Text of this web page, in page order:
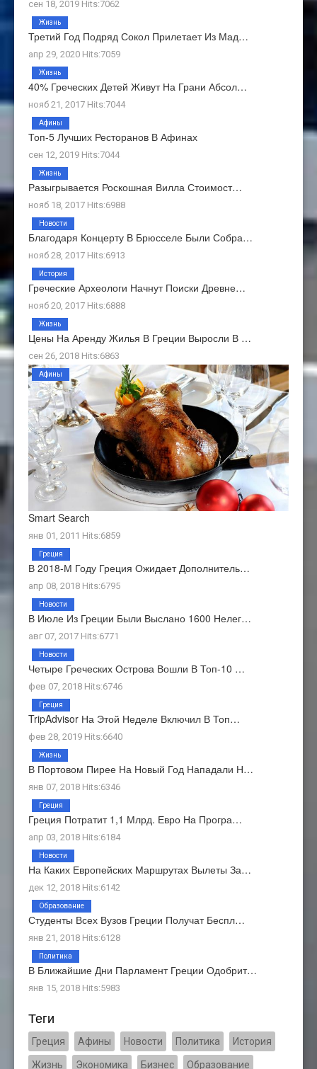
сен 18, 2019 Hits:7062
Третий Год Подряд Сокол Прилетает Из Мад…
апр 29, 2020 Hits:7059
Жизнь
40% Греческих Детей Живут На Грани Абсол…
нояб 21, 2017 Hits:7044
Жизнь
Топ-5 Лучших Ресторанов В Афинах
сен 12, 2019 Hits:7044
Афины
Разыгрывается Роскошная Вилла Стоимост…
нояб 18, 2017 Hits:6988
Жизнь
Благодаря Концерту В Брюсселе Были Собра…
нояб 28, 2017 Hits:6913
Новости
Греческие Археологи Начнут Поиски Древне…
нояб 20, 2017 Hits:6888
История
Цены На Аренду Жилья В Греции Выросли В …
сен 26, 2018 Hits:6863
Жизнь
Smart Search
янв 01, 2011 Hits:6859
Афины
В 2018-М Году Греция Ожидает Дополнитель…
апр 08, 2018 Hits:6795
Греция
В Июле Из Греции Были Выслано 1600 Нелег…
авг 07, 2017 Hits:6771
Новости
Четыре Греческих Острова Вошли В Топ-10 …
фев 07, 2018 Hits:6746
Новости
TripAdvisor На Этой Неделе Включил В Топ…
фев 28, 2019 Hits:6640
Греция
В Портовом Пирее На Новый Год Нападали Н…
янв 07, 2018 Hits:6346
Жизнь
Греция Потратит 1,1 Млрд. Евро На Програ…
апр 03, 2018 Hits:6184
Греция
На Каких Европейских Маршрутах Вылеты За…
дек 12, 2018 Hits:6142
Новости
Студенты Всех Вузов Греции Получат Беспл…
янв 21, 2018 Hits:6128
Образование
В Ближайшие Дни Парламент Греции Одобрит…
янв 15, 2018 Hits:5983
Политика
Теги
Греция Афины Новости Политика История
Жизнь Экономика Бизнес Образование